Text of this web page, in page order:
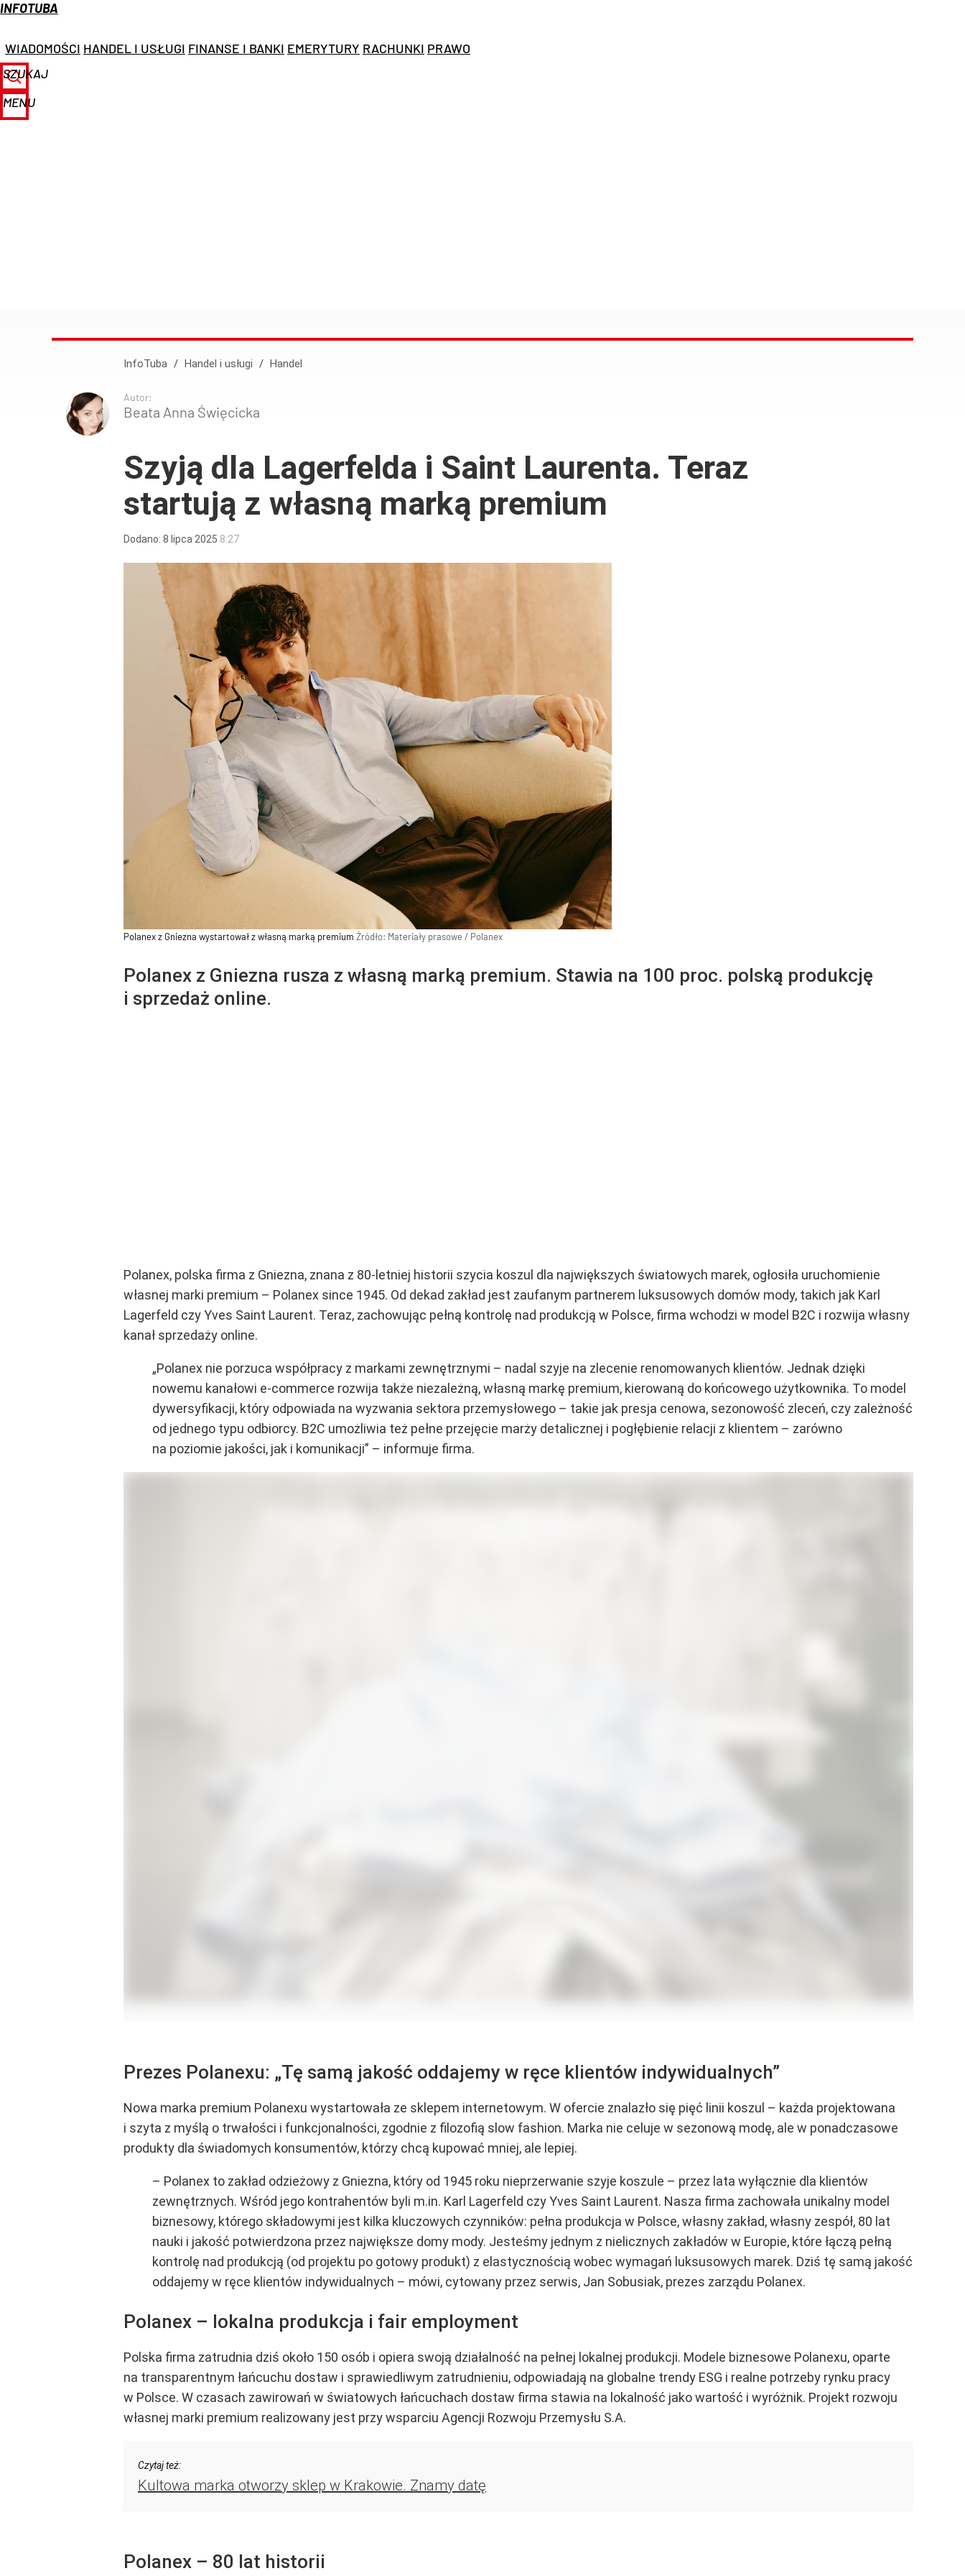
INFOTUBA
WIADOMOŚCI HANDEL I USŁUGI FINANSE I BANKI EMERYTURY RACHUNKI PRAWO
SZUKAJ
MENU
InfoTuba / Handel i usługi / Handel
Autor:
Beata Anna Święcicka
Szyją dla Lagerfelda i Saint Laurenta. Teraz
startują z własną marką premium
Dodano: 8 lipca 2025 8:27
Polanex z Gniezna wystartował z własną marką premium Źródło: Materiały prasowe / Polanex
Polanex z Gniezna rusza z własną marką premium. Stawia na 100 proc. polską produkcję
i sprzedaż online.
Polanex, polska firma z Gniezna, znana z 80-letniej historii szycia koszul dla największych światowych marek, ogłosiła uruchomienie
własnej marki premium – Polanex since 1945. Od dekad zakład jest zaufanym partnerem luksusowych domów mody, takich jak Karl
Lagerfeld czy Yves Saint Laurent. Teraz, zachowując pełną kontrolę nad produkcją w Polsce, firma wchodzi w model B2C i rozwija własny
kanał sprzedaży online.
„Polanex nie porzuca współpracy z markami zewnętrznymi – nadal szyje na zlecenie renomowanych klientów. Jednak dzięki
nowemu kanałowi e-commerce rozwija także niezależną, własną markę premium, kierowaną do końcowego użytkownika. To model
dywersyfikacji, który odpowiada na wyzwania sektora przemysłowego – takie jak presja cenowa, sezonowość zleceń, czy zależność
od jednego typu odbiorcy. B2C umożliwia też pełne przejęcie marży detalicznej i pogłębienie relacji z klientem – zarówno
na poziomie jakości, jak i komunikacji” – informuje firma.
Prezes Polanexu: „Tę samą jakość oddajemy w ręce klientów indywidualnych”
Nowa marka premium Polanexu wystartowała ze sklepem internetowym. W ofercie znalazło się pięć linii koszul – każda projektowana
i szyta z myślą o trwałości i funkcjonalności, zgodnie z filozofią slow fashion. Marka nie celuje w sezonową modę, ale w ponadczasowe
produkty dla świadomych konsumentów, którzy chcą kupować mniej, ale lepiej.
– Polanex to zakład odzieżowy z Gniezna, który od 1945 roku nieprzerwanie szyje koszule – przez lata wyłącznie dla klientów
zewnętrznych. Wśród jego kontrahentów byli m.in. Karl Lagerfeld czy Yves Saint Laurent. Nasza firma zachowała unikalny model
biznesowy, którego składowymi jest kilka kluczowych czynników: pełna produkcja w Polsce, własny zakład, własny zespół, 80 lat
nauki i jakość potwierdzona przez największe domy mody. Jesteśmy jednym z nielicznych zakładów w Europie, które łączą pełną
kontrolę nad produkcją (od projektu po gotowy produkt) z elastycznością wobec wymagań luksusowych marek. Dziś tę samą jakość
oddajemy w ręce klientów indywidualnych – mówi, cytowany przez serwis, Jan Sobusiak, prezes zarządu Polanex.
Polanex – lokalna produkcja i fair employment
Polska firma zatrudnia dziś około 150 osób i opiera swoją działalność na pełnej lokalnej produkcji. Modele biznesowe Polanexu, oparte
na transparentnym łańcuchu dostaw i sprawiedliwym zatrudnieniu, odpowiadają na globalne trendy ESG i realne potrzeby rynku pracy
w Polsce. W czasach zawirowań w światowych łańcuchach dostaw firma stawia na lokalność jako wartość i wyróżnik. Projekt rozwoju
własnej marki premium realizowany jest przy wsparciu Agencji Rozwoju Przemysłu S.A.
Czytaj też:
Kultowa marka otworzy sklep w Krakowie. Znamy datę
Polanex – 80 lat historii